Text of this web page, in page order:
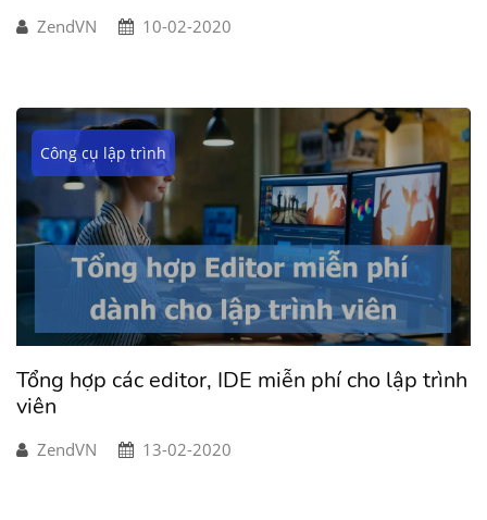
ZendVN 10-02-2020
Công cụ lập trình
Tổng hợp các editor, IDE miễn phí cho lập trình
viên
ZendVN 13-02-2020